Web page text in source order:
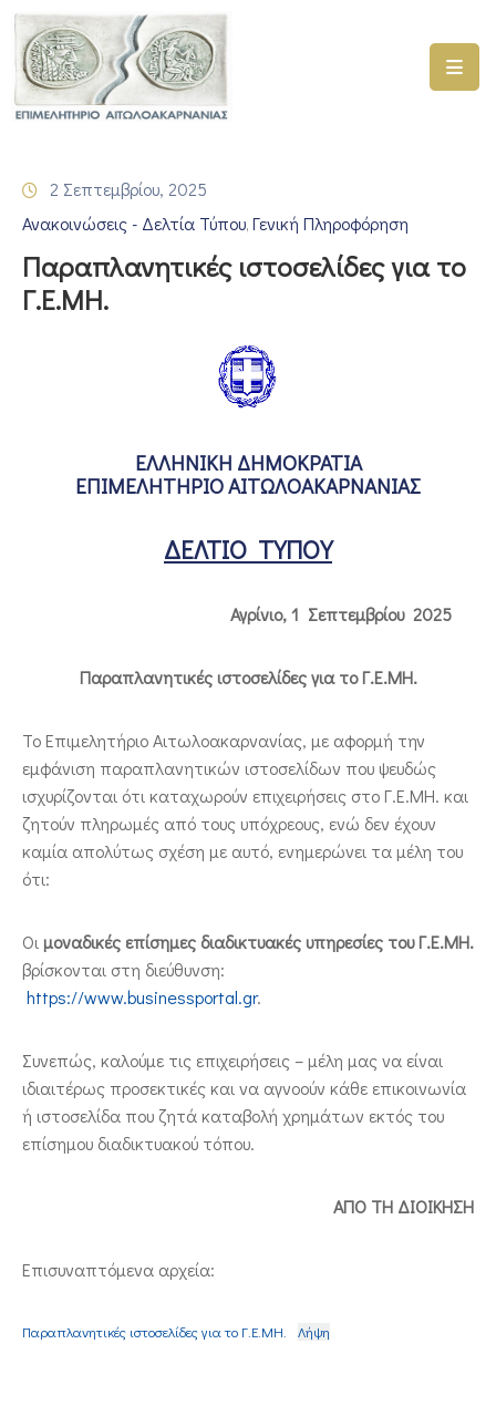
ΑΡΧΙΚΗ
ΓΕΜΗ
–
ΠΡΟΓΡΑΜΜΑΤΑ
ΕΠΙΚΑΙΡΟΤΗΤΑ
2 Σεπτεμβρίου, 2025
Ανακοινώσεις - Δελτία Τύπου‚ Γενική Πληροφόρηση
Παραπλανητικές ιστοσελίδες για το
Γ.Ε.ΜΗ.
ΕΛΛΗΝΙΚΗ ΔΗΜΟΚΡΑΤΙΑ
ΕΠΙΜΕΛΗΤΗΡΙΟ ΑΙΤΩΛΟΑΚΑΡΝΑΝΙΑΣ
ΔΕΛΤΙΟ ΤΥΠΟΥ
Αγρίνιο,1 Σεπτεμβρίου 2025
Παραπλανητικές ιστοσελίδες για το Γ.Ε.ΜΗ.
Το Επιμελητήριο Αιτωλοακαρνανίας, με αφορμή την
εμφάνιση παραπλανητικών ιστοσελίδων που ψευδώς
ισχυρίζονται ότι καταχωρούν επιχειρήσεις στο Γ.Ε.ΜΗ. και
ζητούν πληρωμές από τους υπόχρεους, ενώ δεν έχουν
καμία απολύτως σχέση με αυτό, ενημερώνει τα μέλη του
ότι:
Οι μοναδικές επίσημες διαδικτυακές υπηρεσίες του Γ.Ε.ΜΗ.
βρίσκονται στη διεύθυνση:
https://www.businessportal.gr.
Συνεπώς, καλούμε τις επιχειρήσεις – μέλη μας να είναι
ιδιαιτέρως προσεκτικές και να αγνοούν κάθε επικοινωνία
ή ιστοσελίδα που ζητά καταβολή χρημάτων εκτός του
επίσημου διαδικτυακού τόπου.
ΑΠΟ ΤΗ ΔΙΟΙΚΗΣΗ
Επισυναπτόμενα αρχεία:
Παραπλανητικές ιστοσελίδες για το Γ.Ε.ΜΗ. Λήψη